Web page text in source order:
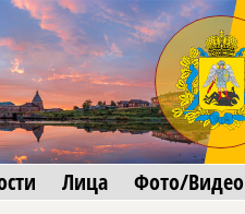
Лица Фото/Видео